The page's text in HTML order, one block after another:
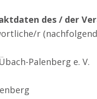
des / der
r (nachfolgend
Palenberg e. V.